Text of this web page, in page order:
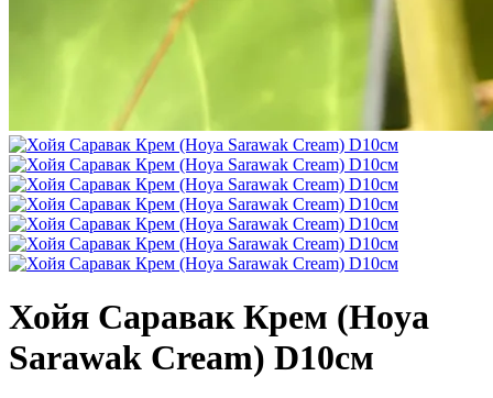
Хойя Саравак Крем (Hoya
Sarawak Cream) D10см